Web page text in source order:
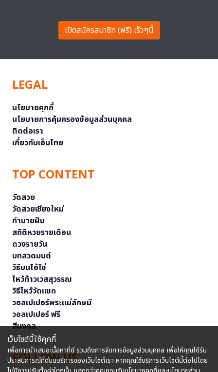
เปิดสมัครสมาชิก (ฟรี) เร็วๆนี้
LEGAL
นโยบายคุกกี้
นโยบายการคุ้มครองข้อมูลส่วนบุคคล
ติดต่อเรา
เกี่ยวกับเอ็มไทย
TOP CONTENT
วัดสวย
วัดสวยเชียงใหม่
ทำนายฝัน
สถิติหวยรายเดือน
ดวงรายวัน
บทสวดมนต์
วิธีบนไอ้ไข่
ไหว้ท้าวเวสสุวรรณ
วิธีไหว้วัดแขก
วอลเปเปอร์พระแม่ลักษมี
วอลเปเปอร์ ฟรี
สีมงคล
FOLLOW US
เว็บไซต์นี้ใช้คุกกี้
เพื่อการนำเสนอเนื้อหาที่ดี รวมถึงการจัดการข้อมูลส่วนบุคคล เพื่อให้คุณได้รับ
ประสบการณ์ที่ดีบนบริการของเว็บไซต์เรา หากคุณใช้บริการเว็บไซต์นี้ต่อไปโดย